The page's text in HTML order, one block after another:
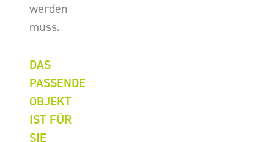
werden
muss.
DAS
PASSENDE
OBJEKT
IST FÜR
SIE